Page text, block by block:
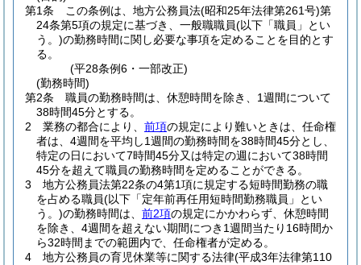
第1条
この条例は、地方公務員法(昭和25年法律第261号)第
24条第5項の規定に基づき、一般職職員(以下「職員」とい
う。)の勤務時間に関し必要な事項を定めることを目的とす
る。
(平28条例6・一部改正)
(勤務時間)
第2条
職員の勤務時間は、休憩時間を除き、1週間について
38時間45分とする。
2
業務の都合により、 前項の規定により難いときは、任命権
者は、4週間を平均し1週間の勤務時間を38時間45分とし、
特定の日において7時間45分又は特定の週において38時間
45分を超えて職員の勤務時間を定めることができる。
3
地方公務員法第22条の4第1項に規定する短時間勤務の職
を占める職員(以下「定年前再任用短時間勤務職員」とい
う。)の勤務時間は、 前2項の規定にかかわらず、休憩時間
を除き、4週間を超えない期間につき1週間当たり16時間か
ら32時間までの範囲内で、任命権者が定める。
4
地方公務員の育児休業等に関する法律(平成3年法律第110